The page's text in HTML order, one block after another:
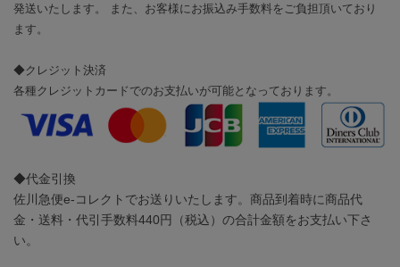
発送いたします。 また、お客様にお振込み手数料をご負担頂いており
ます。
◆クレジット決済
各種クレジットカードでのお支払いが可能となっております。
◆代金引換
佐川急便e-コレクトでお送りいたします。商品到着時に商品代
金・送料・代引手数料440円（税込）の合計金額をお支払い下さ
い。